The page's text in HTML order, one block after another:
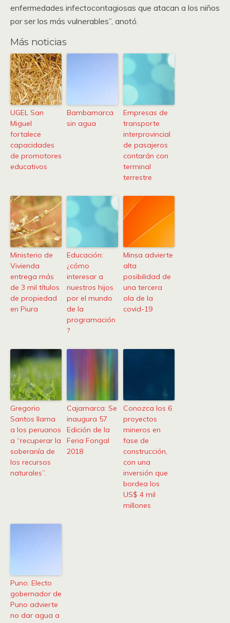
enfermedades infectocontagiosas que atacan a los niños
por ser los más vulnerables”, anotó.
Más noticias
UGEL San
Miguel
fortalece
capacidades
de promotores
educativos
Bambamarca
sin agua
Empresas de
transporte
interprovincial
de pasajeros
contarán con
terminal
terrestre
Ministerio de
Vivienda
entrega más
de 3 mil títulos
de propiedad
en Piura
Educación:
¿cómo
interesar a
nuestros hijos
por el mundo
de la
programación
?
Minsa advierte
alta
posibilidad de
una tercera
ola de la
covid-19
Gregorio
Santos llama
a los peruanos
a “recuperar la
soberanía de
los recursos
naturales”.
Cajamarca: Se
inaugura 57
Edición de la
Feria Fongal
2018
Conozca los 6
proyectos
mineros en
fase de
construcción,
con una
inversión que
bordea los
US$ 4 mil
millones
Puno: Electo
gobernador de
Puno advierte
no dar agua a